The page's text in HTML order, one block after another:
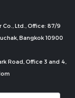
Ltd., Office: 87/9
Bangkok 10900
Road, Office 3 and 4,